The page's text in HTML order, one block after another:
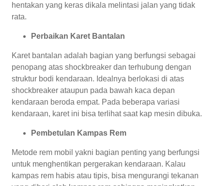
hentakan yang keras dikala melintasi jalan yang tidak
rata.
Perbaikan Karet Bantalan
Karet bantalan adalah bagian yang berfungsi sebagai
penopang atas shockbreaker dan terhubung dengan
struktur bodi kendaraan. Idealnya berlokasi di atas
shockbreaker ataupun pada bawah kaca depan
kendaraan beroda empat. Pada beberapa variasi
kendaraan, karet ini bisa terlihat saat kap mesin dibuka.
Pembetulan Kampas Rem
Metode rem mobil yakni bagian penting yang berfungsi
untuk menghentikan pergerakan kendaraan. Kalau
kampas rem habis atau tipis, bisa mengurangi tekanan